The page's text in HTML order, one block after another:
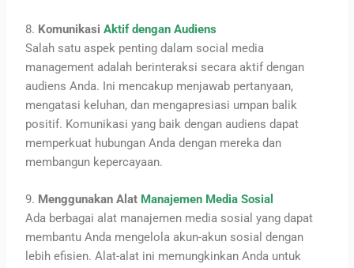
8. KomunikasiAktif dengan Audiens
Salah satu aspek penting dalam social media
management adalah berinteraksi secara aktif dengan
audiens Anda. Ini mencakup menjawab pertanyaan,
mengatasi keluhan, dan mengapresiasi umpan balik
positif. Komunikasi yang baik dengan audiens dapat
memperkuat hubungan Anda dengan mereka dan
membangun kepercayaan.
9. Menggunakan Alat Manajemen Media Sosial
Ada berbagai alat manajemen media sosial yang dapat
membantu Anda mengelola akun-akun sosial dengan
lebih efisien. Alat-alat ini memungkinkan Anda untuk